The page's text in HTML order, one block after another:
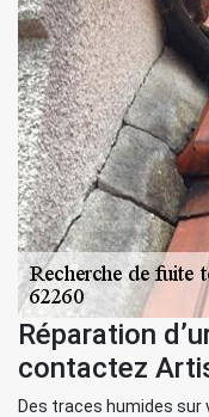
Réparation
contactez
Des traces humides